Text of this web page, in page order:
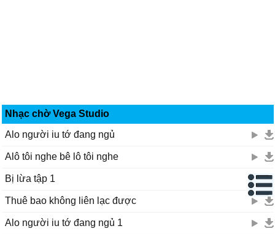
Nhạc chờ Vega Studio
Alo người iu tớ đang ngủ
Alô tôi nghe bê lô tôi nghe
Bị lừa tập 1
Thuê bao không liên lạc được
Alo người iu tớ đang ngủ 1